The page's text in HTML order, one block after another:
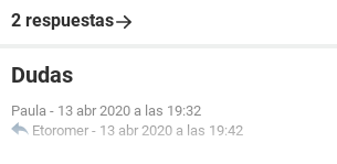
2 respuestas
Dudas
Paula - 13 abr 2020 a las 19:32
Etoromer - 13 abr 2020 a las 19:42